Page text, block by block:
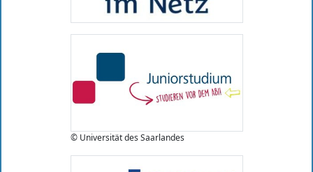
© Universität des Saarlandes